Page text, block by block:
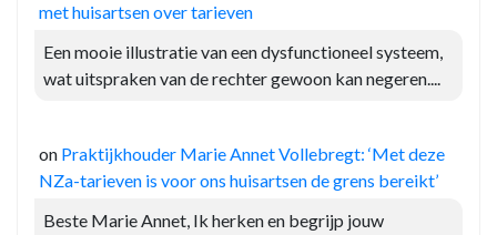
met huisartsen over tarieven
Een mooie illustratie van een dysfunctioneel systeem,
wat uitspraken van de rechter gewoon kan negeren....
on Praktijkhouder Marie Annet Vollebregt: ‘Met deze
NZa-tarieven is voor ons huisartsen de grens bereikt’
Beste Marie Annet, Ik herken en begrijp jouw